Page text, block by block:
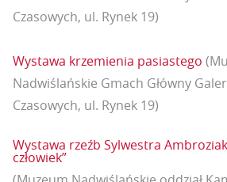
Czasowych, ul. Rynek 19)
Wystawa krzemienia pasiastego
Nadwiślańskie Gmach Główny
Czasowych, ul. Rynek 19)
Wystawa rzeźb Sylwestra
człowiek”